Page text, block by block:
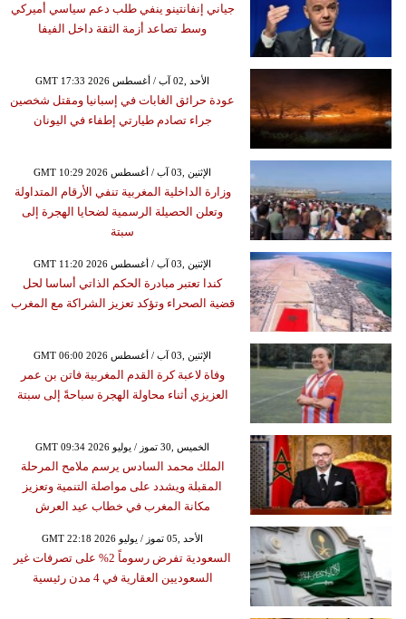
جياني إنفانتينو ينفي طلب دعم سياسي أميركي
وسط تصاعد أزمة الثقة داخل الفيفا
GMT 17:33 2026 الأحد ,02 آب / أغسطس
عودة حرائق الغابات في إسبانيا ومقتل شخصين
جراء تصادم طيارتي إطفاء في اليونان
GMT 10:29 2026 الإثنين ,03 آب / أغسطس
وزارة الداخلية المغربية تنفي الأرقام المتداولة
وتعلن الحصيلة الرسمية لضحايا الهجرة إلى
سبتة
GMT 11:20 2026 الإثنين ,03 آب / أغسطس
كندا تعتبر مبادرة الحكم الذاتي أساسا لحل
قضية الصحراء وتؤكد تعزيز الشراكة مع المغرب
GMT 06:00 2026 الإثنين ,03 آب / أغسطس
وفاة لاعبة كرة القدم المغربية فاتن بن عمر
العزيزي أثناء محاولة الهجرة سباحةً إلى سبتة
GMT 09:34 2026 الخميس ,30 تموز / يوليو
الملك محمد السادس يرسم ملامح المرحلة
المقبلة ويشدد على مواصلة التنمية وتعزيز
مكانة المغرب في خطاب عيد العرش
GMT 22:18 2026 الأحد ,05 تموز / يوليو
السعودية تفرض رسوماً 2% على تصرفات غير
السعوديين العقارية في 4 مدن رئيسية